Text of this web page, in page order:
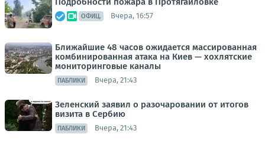
ОФИЦ. Вчера, 16:57
Ближайшие 48 часов ожидается массированная
комбинированная атака на Киев — хохлятские
мониторинговые каналы
ПАБЛИКИ Вчера, 21:43
Зеленский заявил о разочаровании от итогов
визита в Сербию
ПАБЛИКИ Вчера, 21:43